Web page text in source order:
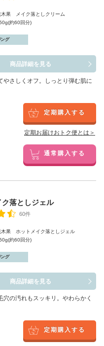
果 メイク落としクリーム
約60回分)
ング
商品詳細を見る
やさしくオフ。しっとり弾む肌に
定期購入する
定期お届けおトク便とは＞
通常購入する
落としジェル
60件
果 ホットメイク落としジェル
約60回分)
ング
商品詳細を見る
の汚れもスッキリ。やわらかく
定期購入する